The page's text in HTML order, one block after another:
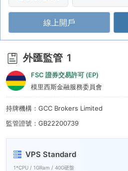
7
8
9
2
3
4
5
6
7
8
9
9
線上開戶
外匯監管 1
FSC 證券交易許可 (EP)
模里西斯金融服務委員會
持牌機構：GCC Brokers Limited
監管證號：GB22200739
VPS Standard
1*CPU / 1GRam / 40G硬盤